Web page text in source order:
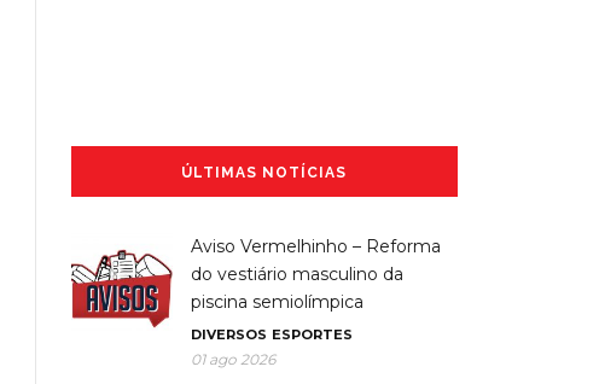
ÚLTIMAS NOTÍCIAS
Aviso Vermelhinho – Reforma
do vestiário masculino da
piscina semiolímpica
DIVERSOS ESPORTES
01 ago 2026